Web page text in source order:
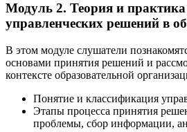
Модуль 2. Теория и
управленческих решений в
В этом модуле слушатели
основами принятия решений и
контексте образовательной
Понятие и классификация
Этапы процесса принятия
проблемы, сбор информации,